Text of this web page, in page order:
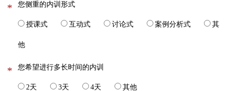
* 您侧重的内训形式
授课式 互动式 讨论式 案例分析式 其
他
* 您希望进行多长时间的内训
2天 3天 4天 其他